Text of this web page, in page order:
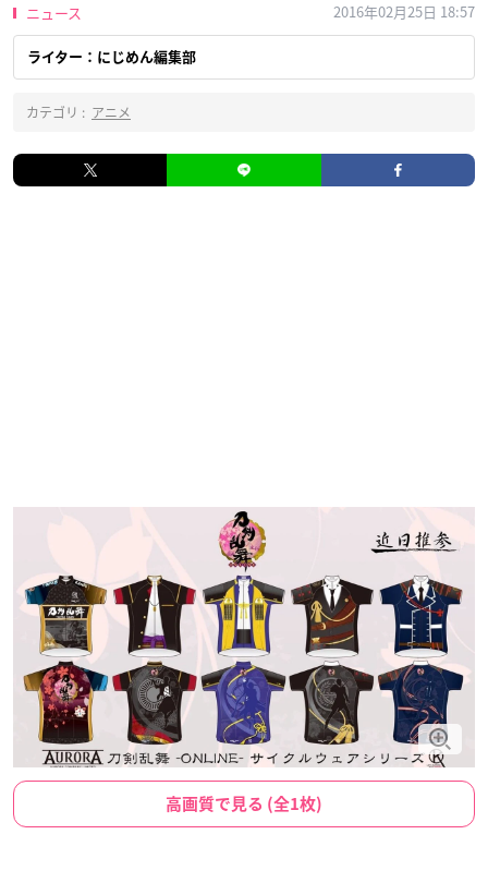
ニュース 2016年02月25日 18:57
ライター：にじめん編集部
カテゴリ : アニメ
高画質で見る (全1枚)